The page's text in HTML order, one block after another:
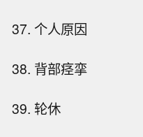
37. 个人原因
38. 背部痉挛
39. 轮休